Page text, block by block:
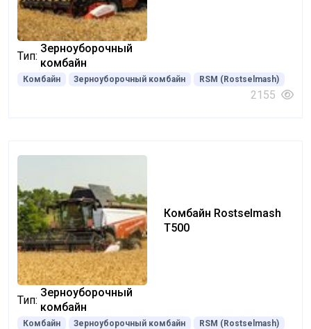
Тип:
Зерноуборочный
комбайн
Комбайн Зерноуборочный комбайн RSM (Rostselmash)
2155
Комбайн Rostselmash
Т500
Тип:
Зерноуборочный
комбайн
Комбайн Зерноуборочный комбайн RSM (Rostselmash)